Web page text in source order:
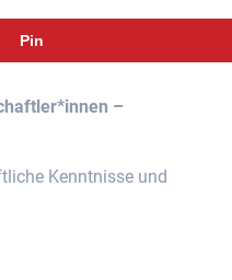
Pin
–
Kenntnisse und